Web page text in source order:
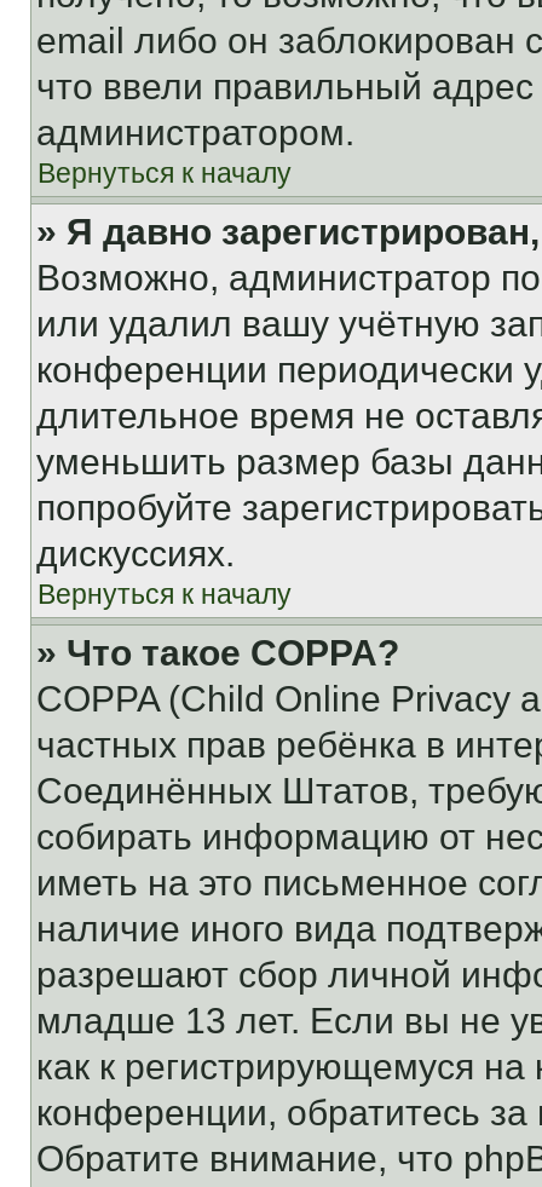
email либо он
что ввели правильный адрес
администратором.
Вернуться к началу
» Я давно
Возможно, администратор
или удалил вашу учётную
конференции периодически
длительное время не
уменьшить размер базы
попробуйте
дискуссиях.
Вернуться к началу
» Что такое COPPA?
COPPA (Child Online Privacy
частных прав ребёнка в
Соединённых Штатов,
собирать информацию от
иметь на это письменное
наличие иного вида
разрешают сбор личной
младше 13 лет. Если вы не
как к регистрирующемуся
конференции, обратитесь
Обратите внимание, что